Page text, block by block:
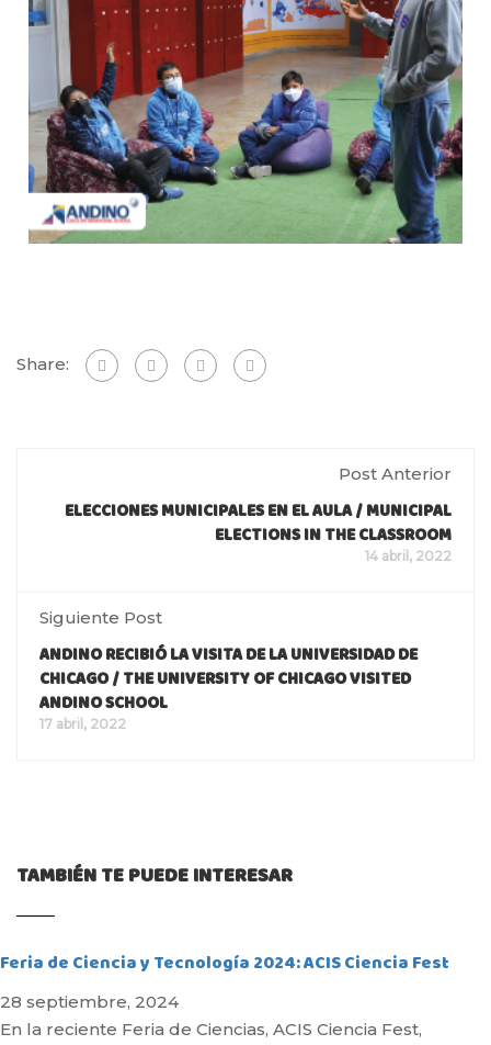
Share:
Post Anterior
ELECCIONES MUNICIPALES EN EL AULA / MUNICIPAL
ELECTIONS IN THE CLASSROOM
14 abril, 2022
Siguiente Post
ANDINO RECIBIÓ LA VISITA DE LA UNIVERSIDAD DE
CHICAGO / THE UNIVERSITY OF CHICAGO VISITED
ANDINO SCHOOL
17 abril, 2022
TAMBIÉN TE PUEDE INTERESAR
Feria de Ciencia y Tecnología 2024: ACIS Ciencia Fest
28 septiembre, 2024
En la reciente Feria de Ciencias, ACIS Ciencia Fest,